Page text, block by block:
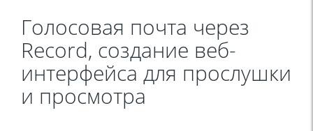
Голосовая почта через
Record, создание веб-
интерфейса для прослушки
и просмотра